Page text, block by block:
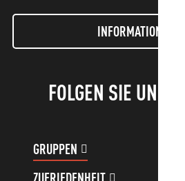
INFORMATIONEN
FOLGEN SIE UNS!
GRUPPEN
ZUFRIEDENHEIT